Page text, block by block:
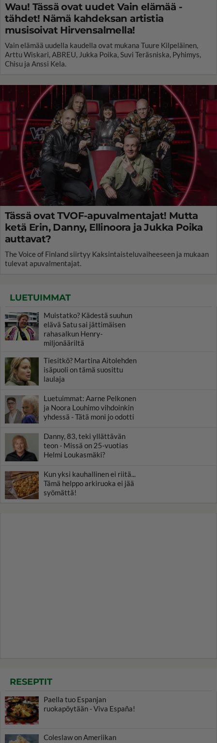
Wau! Tässä ovat uudet Vain elämää -
tähdet! Nämä kahdeksan artistia
musisoivat Hirvensalmella!
Vain elämää uudella kaudella ovat mukana Tuure Kilpeläinen,
Arttu Wiskari, ABREU, Jukka Poika, Suvi Teräsniska, Pyhimys,
Chisu ja Anssi Kela.
Tässä ovat TVOF-apuvalmentajat! Mutta
ketä Erin, Danny, Ellinoora ja Jukka Poika
auttavat?
The Voice of Finland siirtyy Kaksintaisteluvaiheeseen ja mukaan
tulevat apuvalmentajat.
LUETUIMMAT
Muistatko? Kädestä suuhun
elävä Satu sai jättimäisen
rahasalkun Henry-
miljonääriltä
Tiesitkö? Martina Aitolehden
isäpuoli on tämä suosittu
laulaja
Luetuimmat: Aarne Pelkonen
ja Noora Louhimo vihdoinkin
yhdessä - Tätä moni jo odotti
Danny, 83, teki yllättävän
teon - Missä on 25-vuotias
Helmi Loukasmäki?
Kun yksi kauhallinen ei riitä...
Tämä helppo arkiruoka ei jää
syömättä!
RESEPTIT
Paella tuo Espanjan
ruokapöytään - Viva España!
Coleslaw on Ameriikan